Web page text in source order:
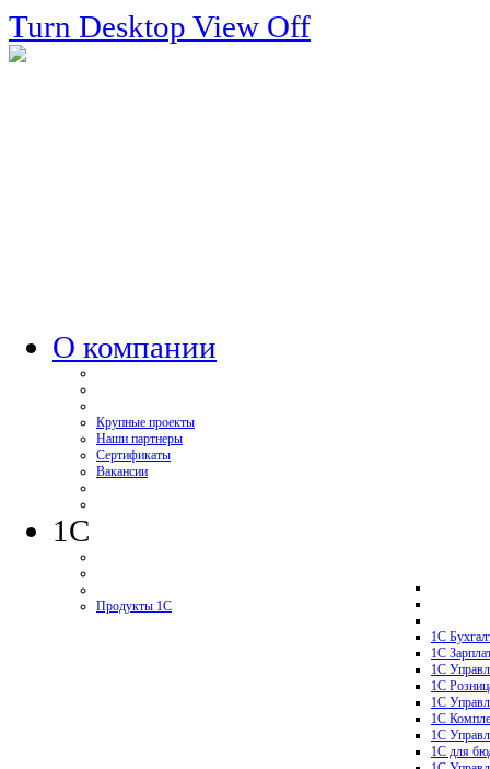
Turn Desktop View Off
О компании
Крупные проекты
Наши партнеры
Сертификаты
Вакансии
1C
Продукты 1С
1С
1С
1С
1C
1С
1С
1С
1С для